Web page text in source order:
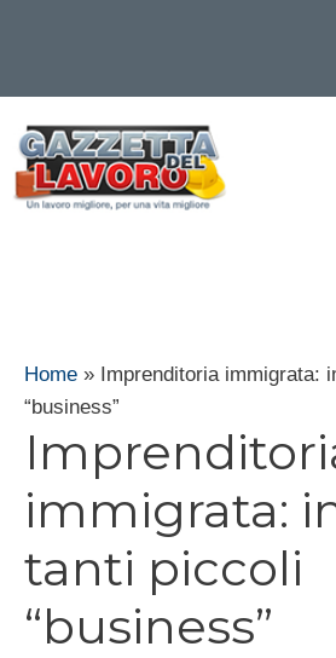
contenuto
Home » Imprenditoria immigrata:
“business”
immigrata:
tanti piccoli
“business”